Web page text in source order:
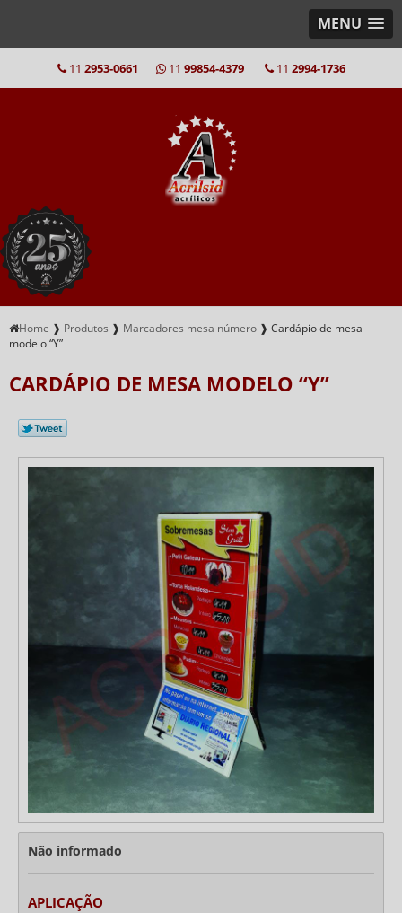
MENU
11 2953-0661 11 99854-4379 11 2994-1736
Home ❱ Produtos ❱ Marcadores mesa número ❱ Cardápio de mesa
modelo “Y”
CARDÁPIO DE MESA MODELO “Y”
Não informado
APLICAÇÃO